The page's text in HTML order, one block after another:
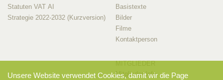
Statuten VAT AI
Strategie 2022-2032 (Kurzversion)
Basistexte
Bilder
Filme
Kontaktperson
Mitglieder-Info
Unsere Website verwendet Cookies, damit wir die Page